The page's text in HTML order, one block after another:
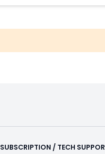
SUBSCRIPTION / TECH